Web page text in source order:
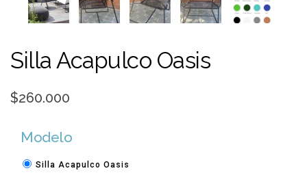
Silla Acapulco Oasis
$260.000
Modelo
Silla Acapulco Oasis